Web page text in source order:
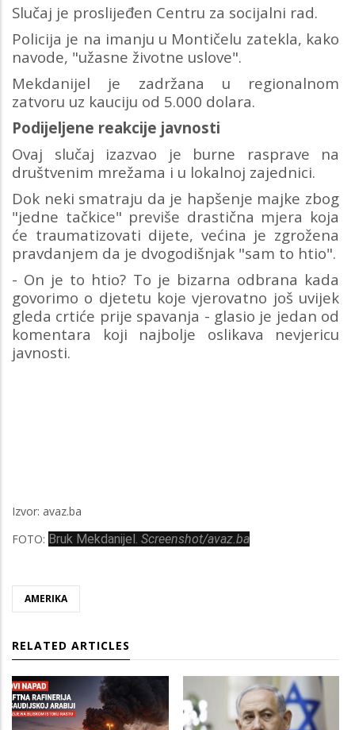
Slučaj je proslijeđen Centru za socijalni rad.
Policija je na imanju u Montičelu zatekla, kako
navode, "užasne životne uslove".
Mekdanijel je zadržana u regionalnom
zatvoru uz kauciju od 5.000 dolara.
Podijeljene reakcije javnosti
Ovaj slučaj izazvao je burne rasprave na
društvenim mrežama i u lokalnoj zajednici.
Dok neki smatraju da je hapšenje majke zbog
"jedne tačkice" previše drastična mjera koja
će traumatizovati dijete, većina je zgrožena
pravdanjem da je dvogodišnjak "sam to htio".
- On je to htio? To je bizarna odbrana kada
govorimo o djetetu koje vjerovatno još uvijek
gleda crtiće prije spavanja - glasio je jedan od
komentara koji najbolje oslikava nevjericu
javnosti.
Izvor: avaz.ba
FOTO: Bruk Mekdanijel. Screenshot/avaz.ba
AMERIKA
RELATED ARTICLES